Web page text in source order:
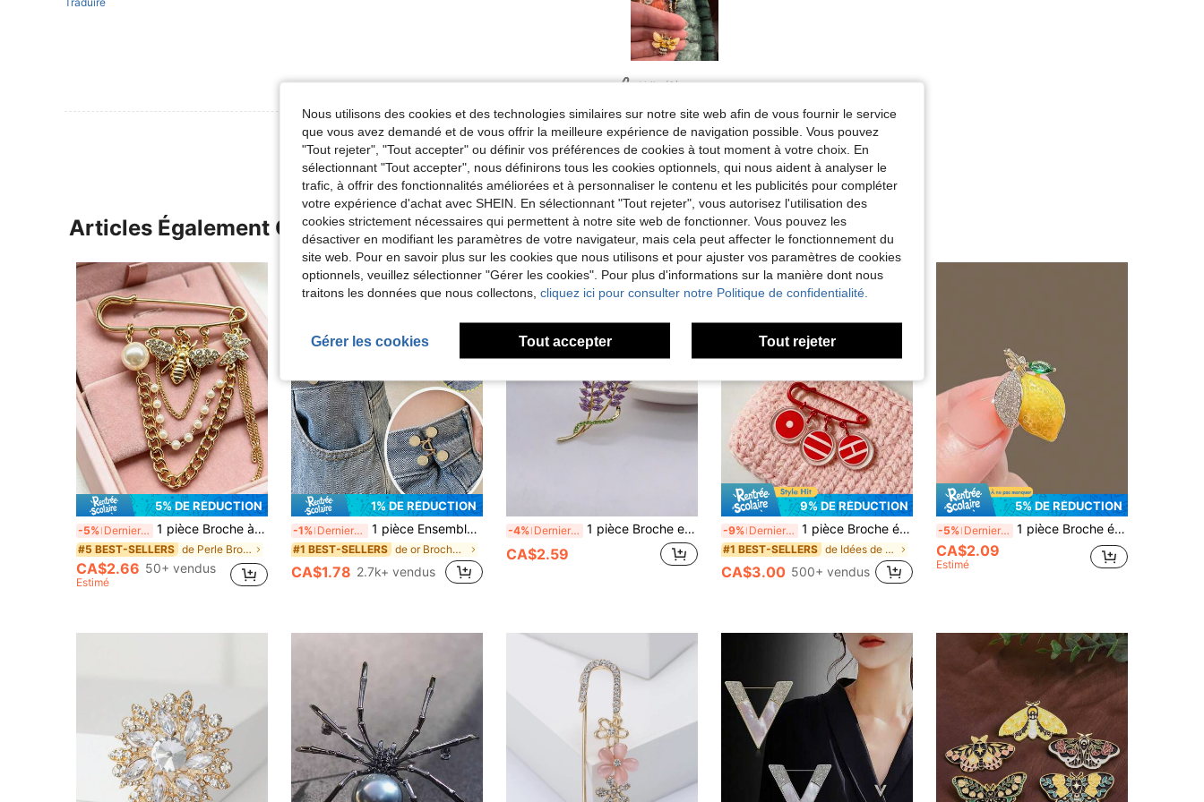
Utile (0)
Articles Également Consultés
5% DE RÉDUCTION
-5% Derniers 2 jours 1 pièce Broche à strass abeille et papillon dorée avec gland à chaîne multicouche, épingle de sûreté style vintage, convient pour porter avec des costumes, robes, foulards, pulls, robes de soirée, chaînes de pantalon, accessoire de bijouterie de fête mode, cadeau pour femme (quantité de chaîne de perles et de perles aléatoire)
#5 BEST-SELLERS de Perle Broche pour femme
CA$2.66 50+ vendus
Estimé
1% DE RÉDUCTION
-1% Derniers 2 jours 1 pièce Ensemble de broches pour femmes, comprend une broche de taille, broche de pantalon en alliage sans épingle en forme de marguerite, broche de taille réglable pour jeans, accessoires de vêtements (carte non incluse)
#1 BEST-SELLERS de or Broche, épinglette et écharpe pour femme
CA$1.78 2.7k+ vendus
-4% Derniers 2 jours 1 pièce Broche exquise en forme d'épi de blé violet incrustée de strass, convient pour le port quotidien des femmes et comme cadeau de vacances
CA$2.59
9% DE RÉDUCTION
-9% Derniers 2 jours 1 pièce Broche épingle de sûreté rouge avec 3 pièces pendentifs ronds en acrylique, broche charm géométrique abstraite, accessoire de mode décontracté, pièce forte
#1 BEST-SELLERS de Idées de tenues de Tea Party Broche pour femme
CA$3.00 500+ vendus
5% DE RÉDUCTION
-5% Derniers 2 jours 1 pièce Broche épingle mignonne en forme de citron jaune pour les femmes, boucle anti-dérapante pour les vêtements d'été et décoration de col
CA$2.09
Estimé
Nous utilisons des cookies et des technologies similaires sur notre site web afin de vous fournir le service
que vous avez demandé et de vous offrir la meilleure expérience de navigation possible. Vous pouvez
"Tout rejeter", "Tout accepter" ou définir vos préférences de cookies à tout moment à votre choix. En
sélectionnant "Tout accepter", nous définirons tous les cookies optionnels, qui nous aident à analyser le
trafic, à offrir des fonctionnalités améliorées et à personnaliser le contenu et les publicités pour compléter
votre expérience d'achat avec SHEIN. En sélectionnant "Tout rejeter", vous autorisez l'utilisation des
cookies strictement nécessaires qui permettent à notre site web de fonctionner. Vous pouvez les
désactiver en modifiant les paramètres de votre navigateur, mais cela peut affecter le fonctionnement du
site web. Pour en savoir plus sur les cookies que nous utilisons et pour ajuster vos paramètres de cookies
optionnels, veuillez sélectionner "Gérer les cookies". Pour plus d'informations sur la manière dont nous
traitons les données que nous collectons, cliquez ici pour consulter notre Politique de confidentialité.
Gérer les cookies Tout accepter Tout rejeter